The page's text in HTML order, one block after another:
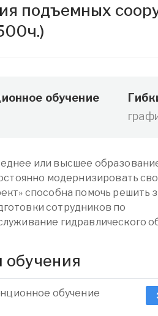
подъемных
обучение
или высшее
модернизировать
способна помочь решить
сотрудников по
гидравлического
обучение